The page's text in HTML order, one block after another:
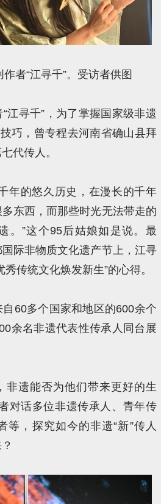
者“江寻千”。受访者供图
江寻千”，为了掌握国家级非遗
巧，曾专程去河南省确山县拜
代传人。
年的悠久历史，在漫长的千年
东西，而那些时光无法带走的
。”这个95后姑娘如是说。最
际非物质文化遗产节上，江寻
传统文化焕发新生”的心得。
60多个国家和地区的600余个
余名非遗代表性传承人同台展
非遗能否为他们带来更好的生
对话多位非遗传承人、青年传
等，探究如今的非遗“新”传人